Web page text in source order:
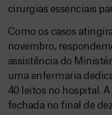
cirurgias essenciais
Como os casos
novembro,
assistência do
uma enfermaria
40 leitos no hospital.
fechada no final de